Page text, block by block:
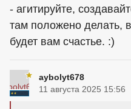
- агитируйте,
там положено делать,
будет вам счастье. :)
aybolyt678
11 августа 2025 15:56